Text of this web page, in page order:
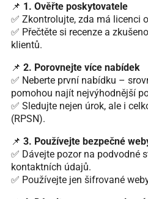
📌 1. Ověřte poskytovatele
✅ Zkontrolujte, zda má licenci
✅ Přečtěte si recenze a
klientů.
📌 2. Porovnejte více nabídek
✅ Neberte první nabídku –
pomohou najít nejvýhodnější
✅ Sledujte nejen úrok, ale i
(RPSN).
📌 3. Používejte bezpečné
✅ Dávejte pozor na podvodné
kontaktních údajů.
✅ Používejte jen šifrované